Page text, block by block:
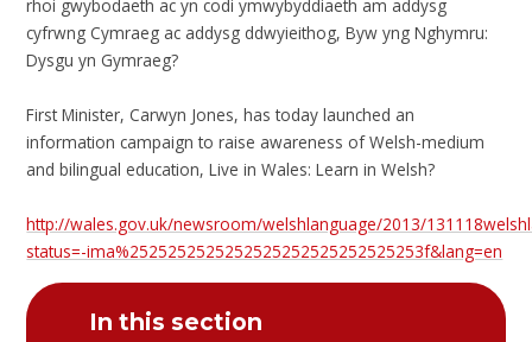
rhoi gwybodaeth ac yn codi ymwybyddiaeth am addysg
cyfrwng Cymraeg ac addysg ddwyieithog, Byw yng Nghymru:
Dysgu yn Gymraeg?
First Minister, Carwyn Jones, has today launched an
information campaign to raise awareness of Welsh-medium
and bilingual education, Live in Wales: Learn in Welsh?
http://wales.gov.uk/newsroom/welshlanguage/2013/
status=-ima%2525252525252525252525252525253f&lang=en
In this section